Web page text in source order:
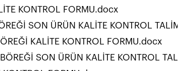
KONTROL FORMU.docx
SON ÜRÜN KALİTE KONTROL
KALİTE KONTROL FORMU.docx
SON ÜRÜN KALİTE KONTROL